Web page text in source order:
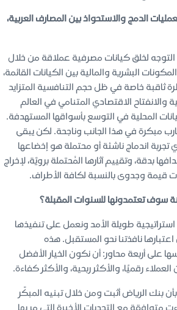
الدمج والاستحواذ بين المصارف العربية،
لخلق كيانات مصرفية عملاقة من خلال
البشرية والمالية بين الكيانات القائمة،
ثاقبة خاصة في ظل حجم التنافسية المتزايد
الاقتصادي المتنامي في العالم
المحلية في التوسع بأسواقها المستهدفة.
مبكرة في هذا الجانب وناجحة. لكن يبقى
تجربة اندماج ناشئة أو محتملة هو إخضاعها
بدقة، وتقييم آثارها المُحتملة برويّة، لإخراج
قيمة وجدوى بالنسبة لكافة الأطراف.
طويلة الأمد ونعمل على تنفيذها
نافذتنا نحو المستقبل. هذه
على أربعة محاور: أن نكون الخيار الأفضل
رقميًا، والأكثر ربحية، والأكثر كفاءة.
بنك الرياض أثبت ومن خلال تبنيه المبكّر
متوافقة مع التحديات الأخيرة التي مر بها